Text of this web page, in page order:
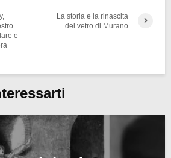
e
La storia e la rinascita
del vetro di Murano